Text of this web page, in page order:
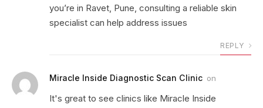
you’re in Ravet, Pune, consulting a reliable skin
specialist can help address issues
REPLY
Miracle Inside Diagnostic Scan Clinic on
It's great to see clinics like Miracle Inside